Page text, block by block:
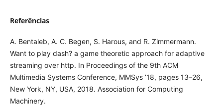
Referências
A. Bentaleb, A. C. Begen, S. Harous, and R. Zimmermann.
Want to play dash? a game theoretic approach for adaptive
streaming over http. In Proceedings of the 9th ACM
Multimedia Systems Conference, MMSys ’18, pages 13–26,
New York, NY, USA, 2018. Association for Computing
Machinery.